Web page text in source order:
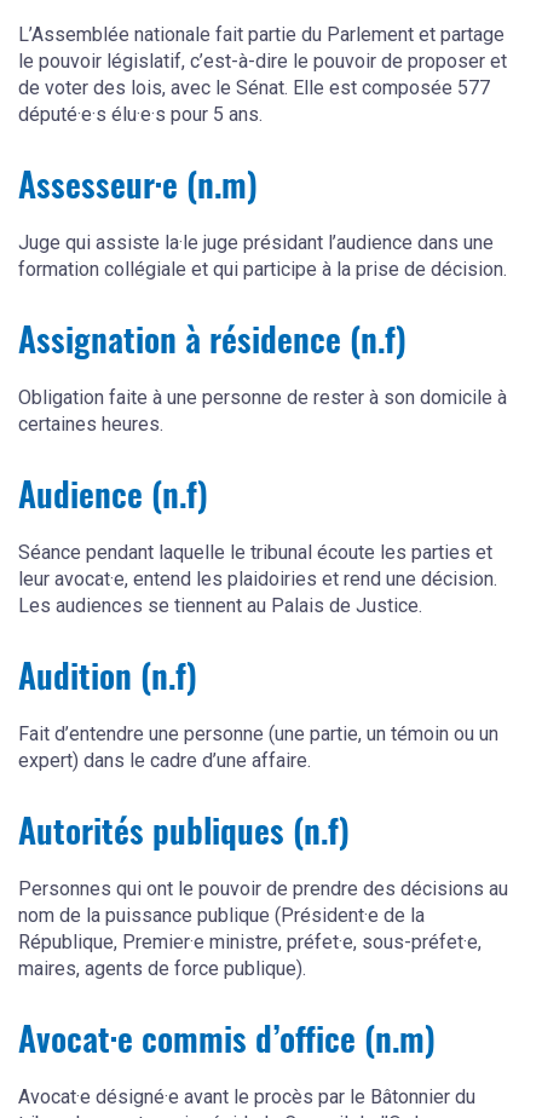
L’Assemblée nationale fait partie du Parlement et partage
le pouvoir législatif, c’est-à-dire le pouvoir de proposer et
de voter des lois, avec le Sénat. Elle est composée 577
député·e·s élu·e·s pour 5 ans.
Assesseur·e (n.m)
Juge qui assiste la·le juge présidant l’audience dans une
formation collégiale et qui participe à la prise de décision.
Assignation à résidence (n.f)
Obligation faite à une personne de rester à son domicile à
certaines heures.
Audience (n.f)
Séance pendant laquelle le tribunal écoute les parties et
leur avocat·e, entend les plaidoiries et rend une décision.
Les audiences se tiennent au Palais de Justice.
Audition (n.f)
Fait d’entendre une personne (une partie, un témoin ou un
expert) dans le cadre d’une affaire.
Autorités publiques (n.f)
Personnes qui ont le pouvoir de prendre des décisions au
nom de la puissance publique (Président·e de la
République, Premier·e ministre, préfet·e, sous-préfet·e,
maires, agents de force publique).
Avocat·e commis d’office (n.m)
Avocat·e désigné·e avant le procès par le Bâtonnier du